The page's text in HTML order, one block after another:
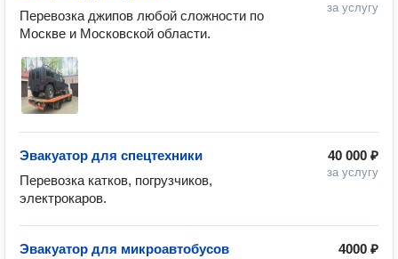
за услугу
Перевозка джипов любой сложности по
Москве и Московской области.
40 000 ₽
за услугу
Эвакуатор для спецтехники
Перевозка катков, погрузчиков,
электрокаров.
4000 ₽
Эвакуатор для микроавтобусов